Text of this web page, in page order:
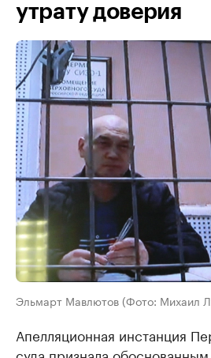
утрату доверия
Эльмарт Мавлютов (Фото: Михаил
Апелляционная инстанция